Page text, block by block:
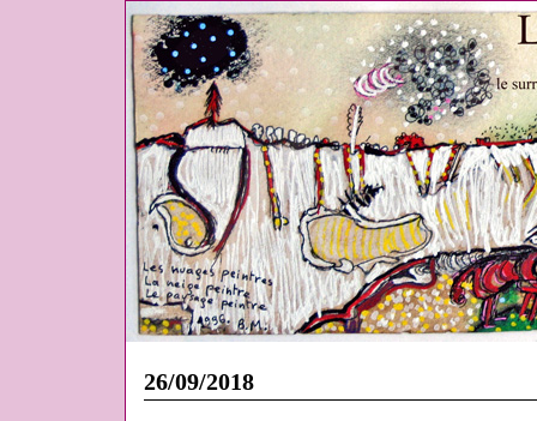
26/09/2018